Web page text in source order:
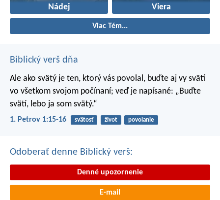
Nádej Viera
Viac Tém...
Biblický verš dňa
Ale ako svätý je ten, ktorý vás povolal, buďte aj vy svätí
vo všetkom svojom počínaní; veď je napísané: „Buďte
svätí, lebo ja som svätý.“
1. Petrov 1:15-16 svätosť život povolanie
Odoberať denne Biblický verš:
Denné upozornenie
E-mail